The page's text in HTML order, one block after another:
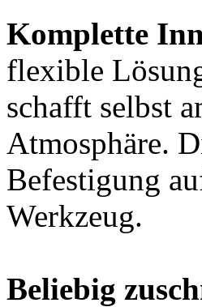
Komplette
flexible
schafft selbst
Atmosphäre.
Befestigung
Werkzeug.
Beliebig